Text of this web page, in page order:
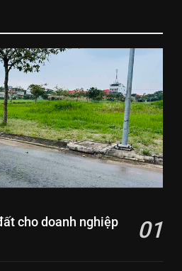
cho doanh nghiệp 01